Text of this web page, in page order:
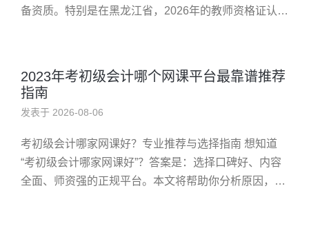
备资质。特别是在黑龙江省，2026年的教师资格证认定
2023年考初级会计哪个网课平台最靠谱推荐
指南
发表于 2026-08-06
考初级会计哪家网课好？专业推荐与选择指南 想知道
“考初级会计哪家网课好”？答案是：选择口碑好、内容
全面、师资强的正规平台。本文将帮助你分析原因，提